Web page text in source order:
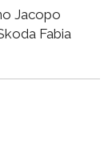
Jacopo
Fabia